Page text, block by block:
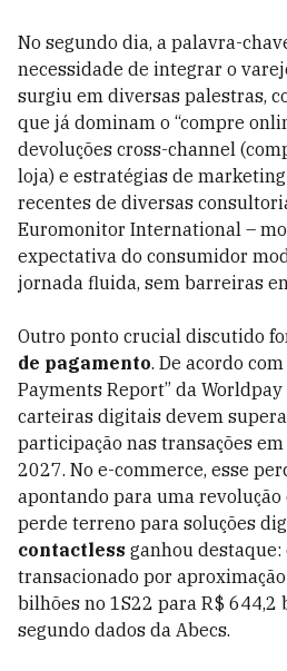
No segundo dia, a palavra-
necessidade de integrar o
surgiu em diversas palestras,
que já dominam o “compre
devoluções cross-channel
loja) e estratégias de
recentes de diversas
Euromonitor International –
expectativa do consumidor
jornada fluida, sem barreiras
Outro ponto crucial discutido
de pagamento. De acordo
Payments Report” da
carteiras digitais devem
participação nas transações
2027. No e-commerce, esse
apontando para uma
perde terreno para soluções
contactless ganhou destaque:
transacionado por
bilhões no 1S22 para R$ 644,2
segundo dados da Abecs.